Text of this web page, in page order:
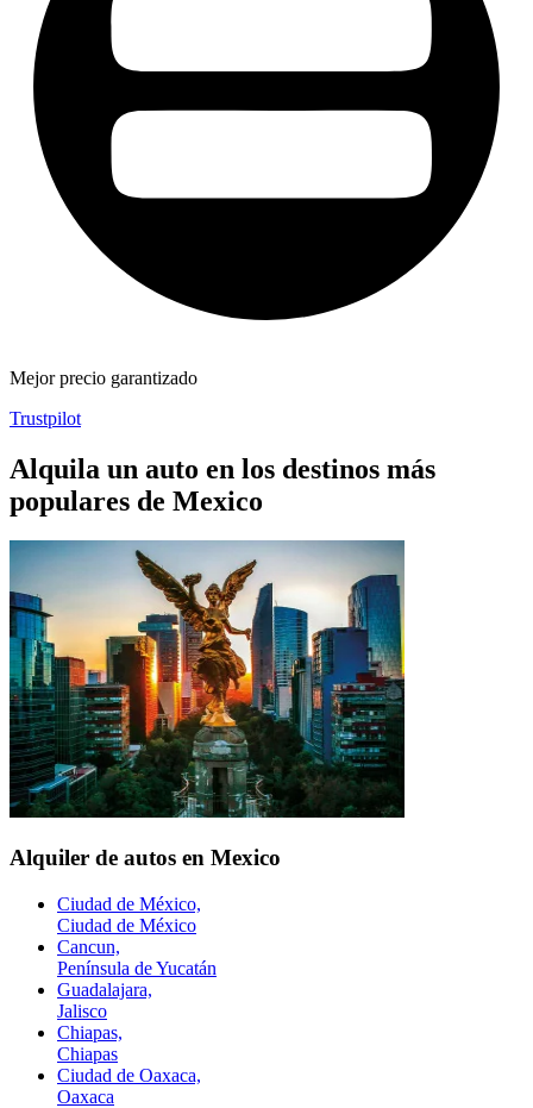
Mejor precio garantizado
Trustpilot
Alquila un auto en los destinos más
populares de Mexico
Alquiler de autos en Mexico
Ciudad de México,
Ciudad de México
Cancun,
Península de Yucatán
Guadalajara,
Jalisco
Chiapas,
Chiapas
Ciudad de Oaxaca,
Oaxaca